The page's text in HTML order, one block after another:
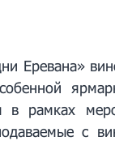
Еревана»
в рамках
с